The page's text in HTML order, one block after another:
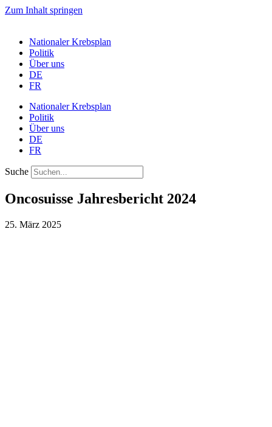
Zum Inhalt springen
Nationaler Krebsplan
Politik
Über uns
DE
FR
Nationaler Krebsplan
Politik
Über uns
DE
FR
Suche
Oncosuisse Jahresbericht 2024
25. März 2025